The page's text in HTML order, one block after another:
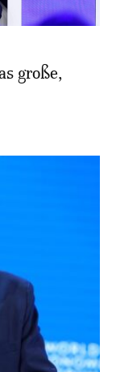
große,